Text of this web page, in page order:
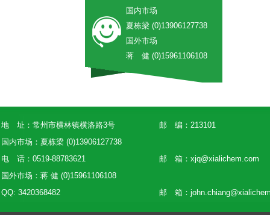
国内市场
夏栋梁 (0)13906127738
国外市场
蒋 健 (0)15961106108
地 址：常州市横林镇横洛路3号
邮 编：213101
国内市场：夏栋梁 (0)13906127738
电 话：0519-88783621
邮 箱： xjq@xialichem.com
国外市场：蒋 健 (0)15961106108
QQ: 3420368482
邮 箱：